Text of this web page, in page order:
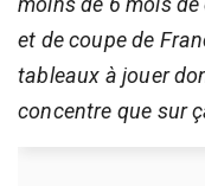
et de coupe de
tableaux à jouer
concentre que sur